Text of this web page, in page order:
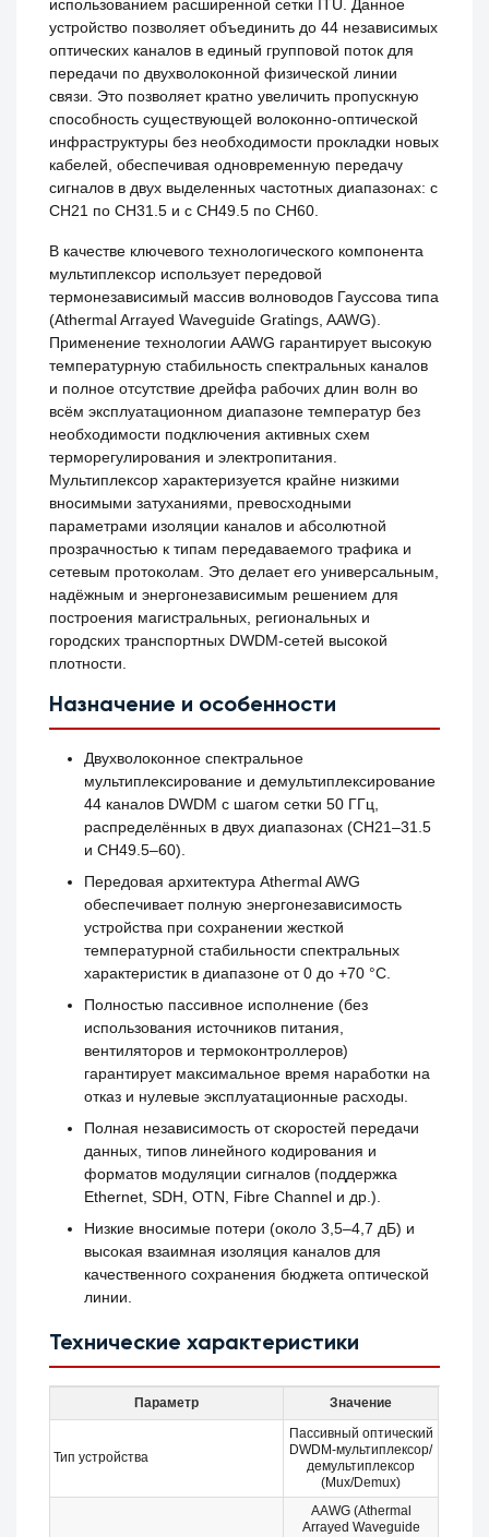
использованием расширенной сетки ITU. Данное
устройство позволяет объединить до 44 независимых
оптических каналов в единый групповой поток для
передачи по двухволоконной физической линии
связи. Это позволяет кратно увеличить пропускную
способность существующей волоконно-оптической
инфраструктуры без необходимости прокладки новых
кабелей, обеспечивая одновременную передачу
сигналов в двух выделенных частотных диапазонах: с
CH21 по CH31.5 и с CH49.5 по CH60.
В качестве ключевого технологического компонента
мультиплексор использует передовой
термонезависимый массив волноводов Гауссова типа
(Athermal Arrayed Waveguide Gratings, AAWG).
Применение технологии AAWG гарантирует высокую
температурную стабильность спектральных каналов
и полное отсутствие дрейфа рабочих длин волн во
всём эксплуатационном диапазоне температур без
необходимости подключения активных схем
терморегулирования и электропитания.
Мультиплексор характеризуется крайне низкими
вносимыми затуханиями, превосходными
параметрами изоляции каналов и абсолютной
прозрачностью к типам передаваемого трафика и
сетевым протоколам. Это делает его универсальным,
надёжным и энергонезависимым решением для
построения магистральных, региональных и
городских транспортных DWDM-сетей высокой
плотности.
Назначение и особенности
Двухволоконное спектральное
мультиплексирование и демультиплексирование
44 каналов DWDM с шагом сетки 50 ГГц,
распределённых в двух диапазонах (CH21–31.5
и CH49.5–60).
Передовая архитектура Athermal AWG
обеспечивает полную энергонезависимость
устройства при сохранении жесткой
температурной стабильности спектральных
характеристик в диапазоне от 0 до +70 °C.
Полностью пассивное исполнение (без
использования источников питания,
вентиляторов и термоконтроллеров)
гарантирует максимальное время наработки на
отказ и нулевые эксплуатационные расходы.
Полная независимость от скоростей передачи
данных, типов линейного кодирования и
форматов модуляции сигналов (поддержка
Ethernet, SDH, OTN, Fibre Channel и др.).
Низкие вносимые потери (около 3,5–4,7 дБ) и
высокая взаимная изоляция каналов для
качественного сохранения бюджета оптической
линии.
Технические характеристики
Параметр Значение
Тип устройства
Пассивный оптический
DWDM-мультиплексор/
демультиплексор
(Mux/Demux)
AAWG (Athermal
Arrayed Waveguide